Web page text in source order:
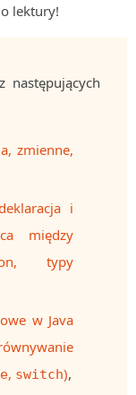
lektury!
następujących
zmienne,
i
między
typy
w Java
, switch),